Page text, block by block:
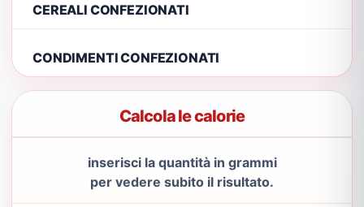
CEREALI CONFEZIONATI
CONDIMENTI CONFEZIONATI
Calcola le calorie
inserisci la quantità in grammi
per vedere subito il risultato.